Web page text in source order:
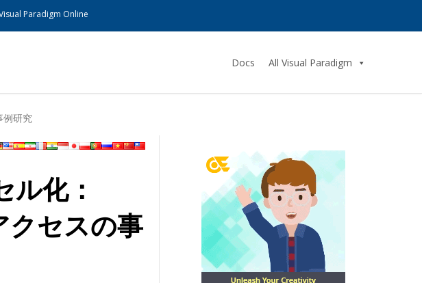
Paradigm Online
Docs All Visual Paradigm
例研究
化：
クセスの事